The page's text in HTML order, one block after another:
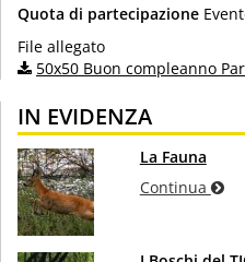
Quota di partecipazione
File allegato
50x50 Buon compleanno
IN EVIDENZA
La Fauna
Continua